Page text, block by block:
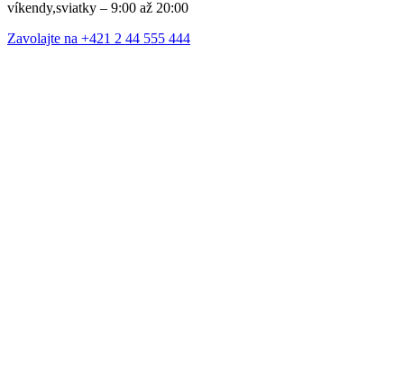
víkendy,sviatky – 9:00 až 20:00
Zavolajte na +421 2 44 555 444